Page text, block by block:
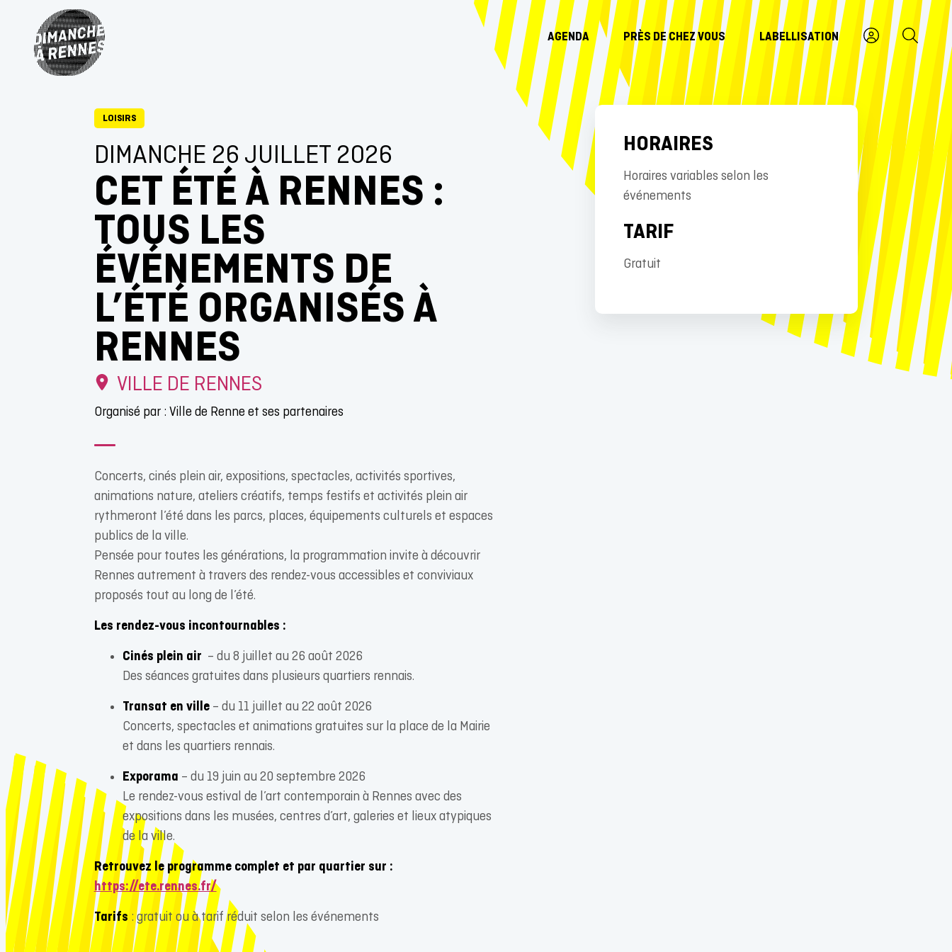
AGENDA PRÈS DE CHEZ VOUS LABELLISATION
LOISIRS
DIMANCHE 26 JUILLET 2026
CET ÉTÉ À RENNES :
TOUS LES
ÉVÉNEMENTS DE
L’ÉTÉ ORGANISÉS À
RENNES
VILLE DE RENNES
Organisé par : Ville de Renne et ses partenaires
Concerts, cinés plein air, expositions, spectacles, activités sportives,
animations nature, ateliers créatifs, temps festifs et activités plein air
rythmeront l’été dans les parcs, places, équipements culturels et espaces
publics de la ville.
Pensée pour toutes les générations, la programmation invite à découvrir
Rennes autrement à travers des rendez-vous accessibles et conviviaux
proposés tout au long de l’été.
Les rendez-vous incontournables :
Cinés plein air – du 8 juillet au 26 août 2026
Des séances gratuites dans plusieurs quartiers rennais.
Transat en ville– du 11 juillet au 22 août 2026
Concerts, spectacles et animations gratuites sur la place de la Mairie
et dans les quartiers rennais.
Exporama – du 19 juin au 20 septembre 2026
Le rendez-vous estival de l’art contemporain à Rennes avec des
expositions dans les musées, centres d’art, galeries et lieux atypiques
de la ville.
Retrouvez le programme complet et par quartier sur :
https://ete.rennes.fr/
Tarifs : gratuit ou à tarif réduit selon les événements
HORAIRES
Horaires variables selon les
événements
TARIF
Gratuit